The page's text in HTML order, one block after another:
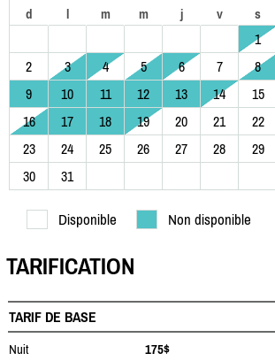
d l m m j v s
1
2
3 4 5 6 7
8
9
10 11 12 13 14
15
16
17 18 19 20 21
22
23
24 25 26 27 28
29
30
31
Disponible Non disponible
TARIFICATION
TARIF DE BASE
Nuit
175$